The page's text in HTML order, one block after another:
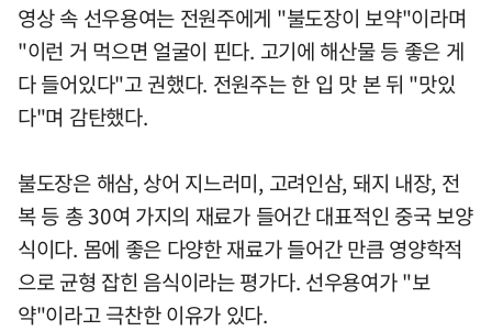
영상 속 선우용여는 전원주에게 "불도장이 보약"이라며
"이런 거 먹으면 얼굴이 핀다. 고기에 해산물 등 좋은 게
다 들어있다"고 권했다. 전원주는 한 입 맛 본 뒤 "맛있
다"며 감탄했다.
불도장은 해삼, 상어 지느러미, 고려인삼, 돼지 내장, 전
복 등 총 30여 가지의 재료가 들어간 대표적인 중국 보양
식이다. 몸에 좋은 다양한 재료가 들어간 만큼 영양학적
으로 균형 잡힌 음식이라는 평가다. 선우용여가 "보
약"이라고 극찬한 이유가 있다.